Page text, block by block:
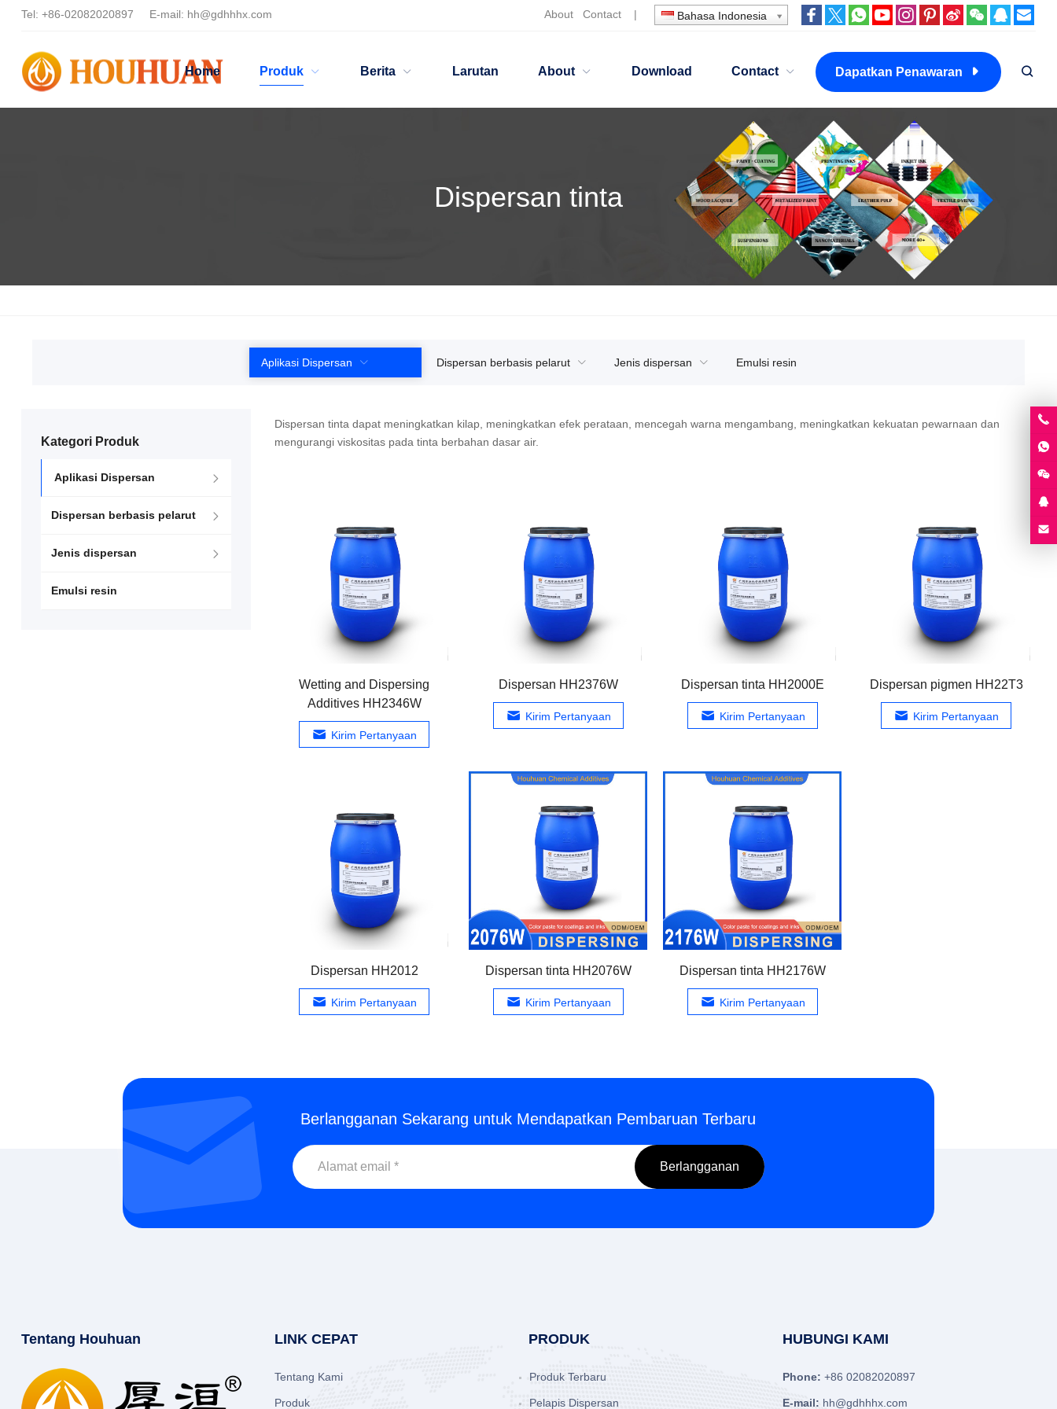
Tel: +86-02082020897 E-mail: hh@gdhhhx.com About Contact | Bahasa Indonesia
Home Produk Berita Larutan About Download Contact Dapatkan Penawaran
Dispersan tinta
Aplikasi Dispersan Dispersan berbasis pelarut Jenis dispersan Emulsi resin
Dispersan tinta dapat meningkatkan kilap, meningkatkan efek perataan, mencegah warna mengambang, meningkatkan kekuatan pewarnaan dan
mengurangi viskositas pada tinta berbahan dasar air.
Wetting and Dispersing
Additives HH2346W
Kirim Pertanyaan
Dispersan HH2376W
Kirim Pertanyaan
Dispersan tinta HH2000E
Kirim Pertanyaan
Dispersan pigmen HH22T3
Kirim Pertanyaan
Dispersan HH2012
Kirim Pertanyaan
Dispersan tinta HH2076W
Kirim Pertanyaan
Dispersan tinta HH2176W
Kirim Pertanyaan
Kategori Produk
Aplikasi Dispersan
Dispersan berbasis pelarut
Jenis dispersan
Emulsi resin
Berlangganan Sekarang untuk Mendapatkan Pembaruan Terbaru
Tentang Houhuan LINK CEPAT
Tentang Kami
Produk
PRODUK
Produk Terbaru
Pelapis Dispersan
HUBUNGI KAMI
Phone: +86 02082020897
E-mail: hh@gdhhhx.com